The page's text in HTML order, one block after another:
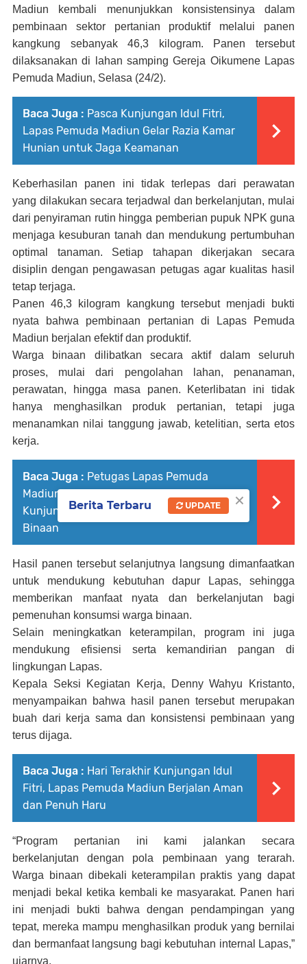
Madiun kembali menunjukkan konsistensinya dalam
pembinaan sektor pertanian produktif melalui panen
kangkung sebanyak 46,3 kilogram. Panen tersebut
dilaksanakan di lahan samping Gereja Oikumene Lapas
Pemuda Madiun, Selasa (24/2).
Baca Juga : Pasca Kunjungan Idul Fitri,
Lapas Pemuda Madiun Gelar Razia Kamar
Hunian untuk Jaga Keamanan
Keberhasilan panen ini tidak terlepas dari perawatan
yang dilakukan secara terjadwal dan berkelanjutan, mulai
dari penyiraman rutin hingga pemberian pupuk NPK guna
menjaga kesuburan tanah dan mendukung pertumbuhan
optimal tanaman. Setiap tahapan dikerjakan secara
disiplin dengan pengawasan petugas agar kualitas hasil
tetap terjaga.
Panen 46,3 kilogram kangkung tersebut menjadi bukti
nyata bahwa pembinaan pertanian di Lapas Pemuda
Madiun berjalan efektif dan produktif.
Warga binaan dilibatkan secara aktif dalam seluruh
proses, mulai dari pengolahan lahan, penanaman,
perawatan, hingga masa panen. Keterlibatan ini tidak
hanya menghasilkan produk pertanian, tetapi juga
menanamkan nilai tanggung jawab, ketelitian, serta etos
kerja.
Baca Juga : Petugas Lapas Pemuda
Madiun Siaga Penuh, Empat Hari Layani
Kunjungan Idul Fitri Demi Hak Warga
Binaan
Hasil panen tersebut selanjutnya langsung dimanfaatkan
untuk mendukung kebutuhan dapur Lapas, sehingga
memberikan manfaat nyata dan berkelanjutan bagi
pemenuhan konsumsi warga binaan.
Selain meningkatkan keterampilan, program ini juga
mendukung efisiensi serta kemandirian pangan di
lingkungan Lapas.
Kepala Seksi Kegiatan Kerja, Denny Wahyu Kristanto,
menyampaikan bahwa hasil panen tersebut merupakan
buah dari kerja sama dan konsistensi pembinaan yang
terus dijaga.
Baca Juga : Hari Terakhir Kunjungan Idul
Fitri, Lapas Pemuda Madiun Berjalan Aman
dan Penuh Haru
“Program pertanian ini kami jalankan secara
berkelanjutan dengan pola pembinaan yang terarah.
Warga binaan dibekali keterampilan praktis yang dapat
menjadi bekal ketika kembali ke masyarakat. Panen hari
ini menjadi bukti bahwa dengan pendampingan yang
tepat, mereka mampu menghasilkan produk yang bernilai
dan bermanfaat langsung bagi kebutuhan internal Lapas,”
ujarnya.
×
Berita Terbaru UPDATE